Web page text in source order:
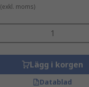
(exkl. moms)
Lägg i korgen
Datablad